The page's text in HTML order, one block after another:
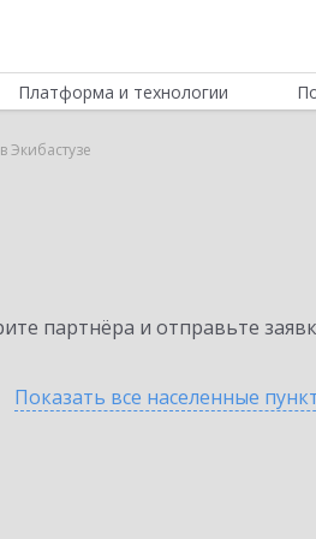
Платформа и технологии
Экибастузе
партнёра и отправьте
Показать все населенные